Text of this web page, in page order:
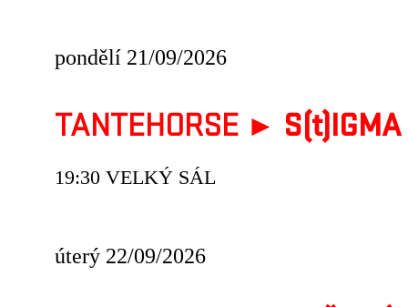
pondělí 21/09/2026
TANTEHORSE ► S(t)IGMA
19:30 VELKÝ SÁL
úterý 22/09/2026